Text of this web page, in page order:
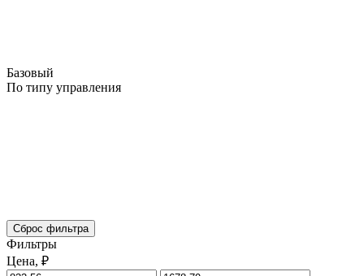
Базовый
По типу управления
Сброс фильтра
Фильтры
Цена, ₽